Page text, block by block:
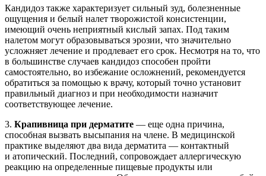
Кандидоз также характеризует сильный зуд, болезненные
ощущения и белый налет творожистой консистенции,
имеющий очень неприятный кислый запах. Под таким
налетом могут образовываться эрозии, что значительно
усложняет лечение и продлевает его срок. Несмотря на то, что
в большинстве случаев кандидоз способен пройти
самостоятельно, во избежание осложнений, рекомендуется
обратиться за помощью к врачу, который точно установит
правильный диагноз и при необходимости назначит
соответствующее лечение.
3. Крапивница при дерматите — еще одна причина,
способная вызвать высыпания на члене. В медицинской
практике выделяют два вида дерматита — контактный
и атопический. Последний, сопровождает аллергическую
реакцию на определенные пищевые продукты или